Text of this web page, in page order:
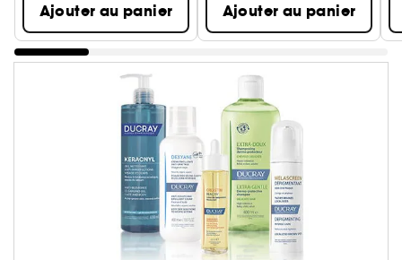
Ajouter au panier Ajouter au panier